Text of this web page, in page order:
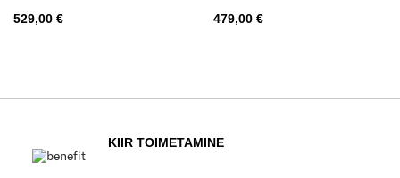
Hind
529,00 € Hind
479,00 €
KIIR TOIMETAMINE